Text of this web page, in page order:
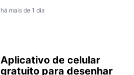
há mais de 1 dia
Aplicativo de celular
gratuito para desenhar